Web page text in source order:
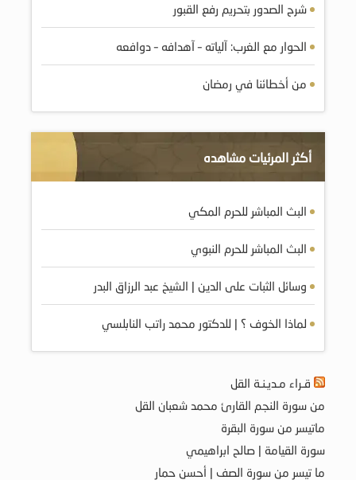
شرح الصدور بتحريم رفع القبور
الحوار مع الغرب: آلياته – آهدافه – دوافعه
من أخطائنا في رمضان
أكثر المرئيات مشاهده
البث المباشر للحرم المكي
البث المباشر للحرم النبوي
وسائل الثبات على الدين | الشيخ عبد الرزاق البدر
لماذا الخوف ؟ | للدكتور محمد راتب النابلسي
قـراء مـديـنـة القل
من سورة النجم القارئ محمد شعبان القل
ماتيسر من سورة البقرة
سورة القيامة | صالح ابراهيمي
ما تيسر من سورة الصف | أحسن حمار